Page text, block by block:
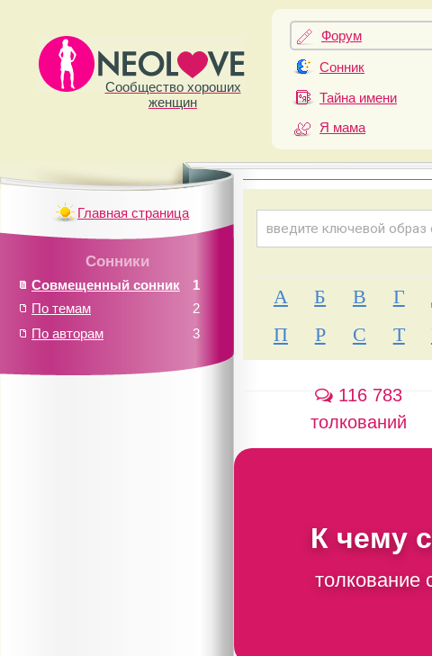
Сообщество хороших
женщин
Форум
Сонник
Тайна имени
Я мама
А Б В Г
П
Р С Т
116 783
толкований
К чему
толкование
Главная страница
Сонники
1
Совмещенный сонник
2
По темам
3
По авторам